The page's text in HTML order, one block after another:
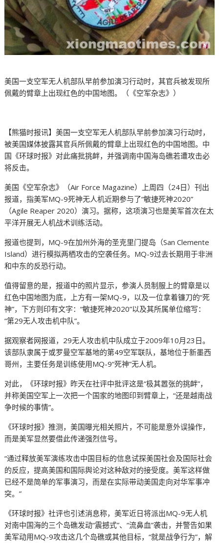
美国一支空军无人机部队早前参加演习行动时，其官兵被发现所
佩戴的臂章上出现红色的中国地图。（《空军杂志》）
【熊猫时报讯】美国一支空军无人机部队早前参加演习行动时，
被美国媒体披露其官兵所佩戴的臂章上出现红色的中国地图。中
国《环球时报》对此痛批挑衅，并强调南中国海岛礁若遭攻击必
将反击。
美国《空军杂志》（Air Force Magazine）上周四（24日）刊出
报道，指美军MQ-9死神无人机近期参与了“敏捷死神2020”
（Agile Reaper 2020）演习。据称，这项演习也是美军首次在太
平洋开展无人机战术训练活动。
报道也提到，MQ-9在加州外海的圣克里门提岛（San Clemente
Island）进行模拟两栖攻击的空袭任务。MQ-9过去长期用于非洲
和中东的反恐行动。
值得留意的是，报道中的照片显示，参演人员制服上的臂章是以
红色中国地图为底，上方有一架MQ-9，以及一位拿着镰刀的“死
神”，下方则印有文字：“敏捷死神2020”以及其所属单位缩写：
“第29无人攻击机中队”。
据观察者网报道，29无人攻击机中队成立于2009年10月23日。
该部队隶属于或罗曼空军基地的第49空军联队，基地位于新墨西
哥州，主要任务是训练使用MQ-9“死神”无人机。
对此，《环球时报》昨天在社评中批评这是“极其嚣张的挑衅”，
并称美国空军上一次把一个国家的地图印到臂章上，“还是越南战
争时候的事情”。
《环球时报》推测，美国曝光相关照片，不可能是意外误操作，
而是美军显然要借此传递强烈信号。
“通过释放美军演练攻击中国目标的信息试探美国社会及国际社会
的反应，提高美国和国际舆论对这种敌对的接受度。美军这样做
已经不是简单的军事演习，而是在实际带动美国走向对华军事冲
突。”
《环球时报》社评也引述消息称，美军近日将派出MQ-9无人机
对南中国海的三个岛礁发动“震撼式”、“流鼻血”袭击，并警告如果
美军动用MQ-9攻击这几个岛礁或其他目标，“就是战争行为”，解